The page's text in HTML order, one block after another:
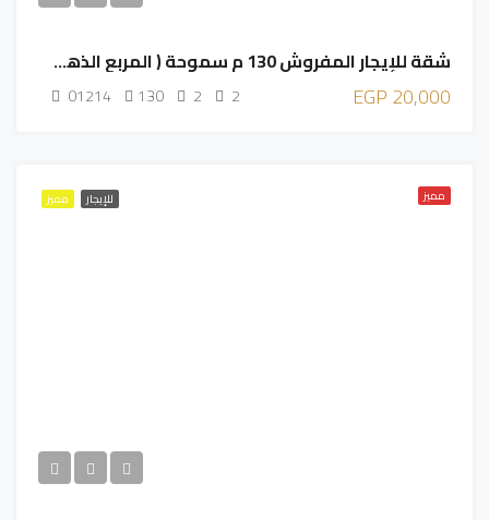
شقة للإيجار المفروش 130 م سموحة ( المربع الذهبي )
20,000 EGP
2
2
130
01214
مميز للإيجار مميز